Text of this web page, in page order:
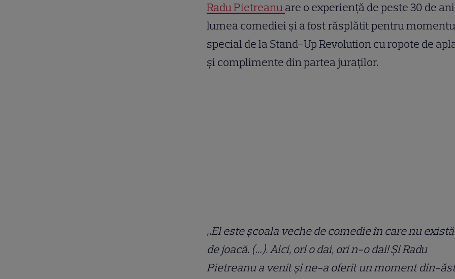
Radu Pietreanuare o experiență de peste 30 de
lumea comediei și a fost răsplătit pentru
special de la Stand-Up Revolution cu ropote de
și complimente din partea juraților.
„El este școala veche de comedie în care nu
de joacă. (…). Aici, ori o dai, ori n-o dai! Și Radu
Pietreanu a venit și ne-a oferit un moment din-